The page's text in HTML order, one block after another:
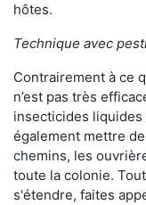
hôtes.
Technique avec
Contrairement à ce
n’est pas très
insecticides
également mettre
chemins, les
toute la colonie.
s'étendre, faites